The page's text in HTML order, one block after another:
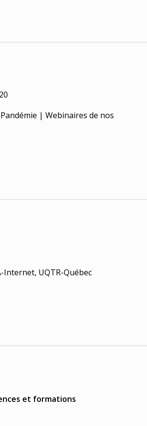
| Webinaires de nos
Internet, UQTR-Québec
et formations